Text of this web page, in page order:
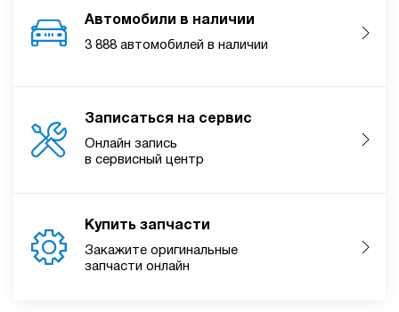
Автомобили в наличии
3 888 автомобилей в наличии
Записаться на сервис
Онлайн запись
в сервисный центр
Купить запчасти
Закажите оригинальные
запчасти онлайн